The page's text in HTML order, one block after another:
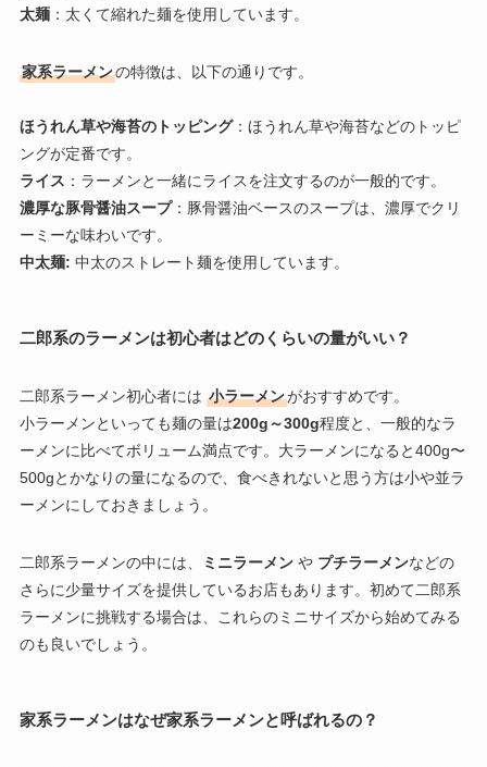
太麺：太くて縮れた麺を使用しています。
家系ラーメンの特徴は、以下の通りです。
ほうれん草や海苔のトッピング：ほうれん草や海苔などのトッピ
ングが定番です。
ライス ：ラーメンと一緒にライスを注文するのが一般的です。
濃厚な豚骨醤油スープ：豚骨醤油ベースのスープは、濃厚でクリ
ーミーな味わいです。
中太麺: 中太のストレート麺を使用しています。
二郎系のラーメンは初心者はどのくらいの量がいい？
二郎系ラーメン初心者には 小ラーメンがおすすめです。
小ラーメンといっても麺の量は200g～300g程度と、一般的なラ
ーメンに比べてボリューム満点です。大ラーメンになると400g〜
500gとかなりの量になるので、食べきれないと思う方は小や並ラ
ーメンにしておきましょう。
二郎系ラーメンの中には、 ミニラーメンや プチラーメンなどの
さらに少量サイズを提供しているお店もあります。初めて二郎系
ラーメンに挑戦する場合は、これらのミニサイズから始めてみる
のも良いでしょう。
家系ラーメンはなぜ家系ラーメンと呼ばれるの？